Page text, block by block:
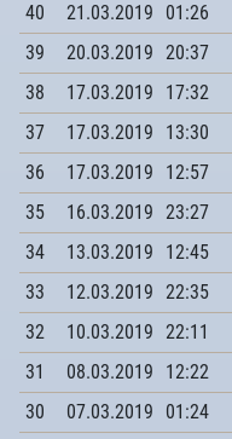
40 21.03.2019 01:26
39
20.03.2019 20:37
38
17.03.2019 17:32
37
17.03.2019 13:30
36
17.03.2019 12:57
35
16.03.2019 23:27
34
13.03.2019 12:45
33
12.03.2019 22:35
32
10.03.2019 22:11
31
08.03.2019 12:22
30
07.03.2019 01:24